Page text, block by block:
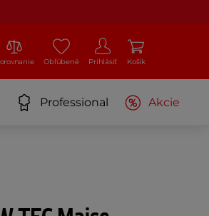
Obľúbené Prihlásiť Košík
Professional Akcie